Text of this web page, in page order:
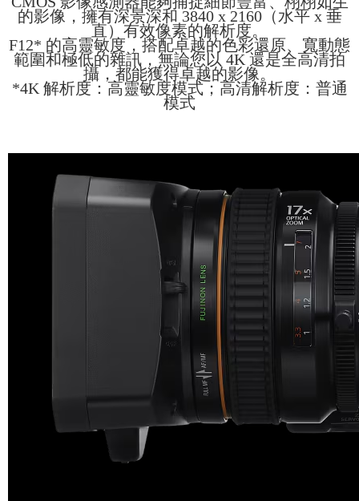
的影像，擁有深景深和 3840 x 2160（水平 x 垂
直）有效像素的解析度。
F12* 的高靈敏度，搭配卓越的色彩還原、寬動態
範圍和極低的雜訊，無論您以 4K 還是全高清拍
攝，都能獲得卓越的影像。
*4K 解析度：高靈敏度模式；高清解析度：普通
模式